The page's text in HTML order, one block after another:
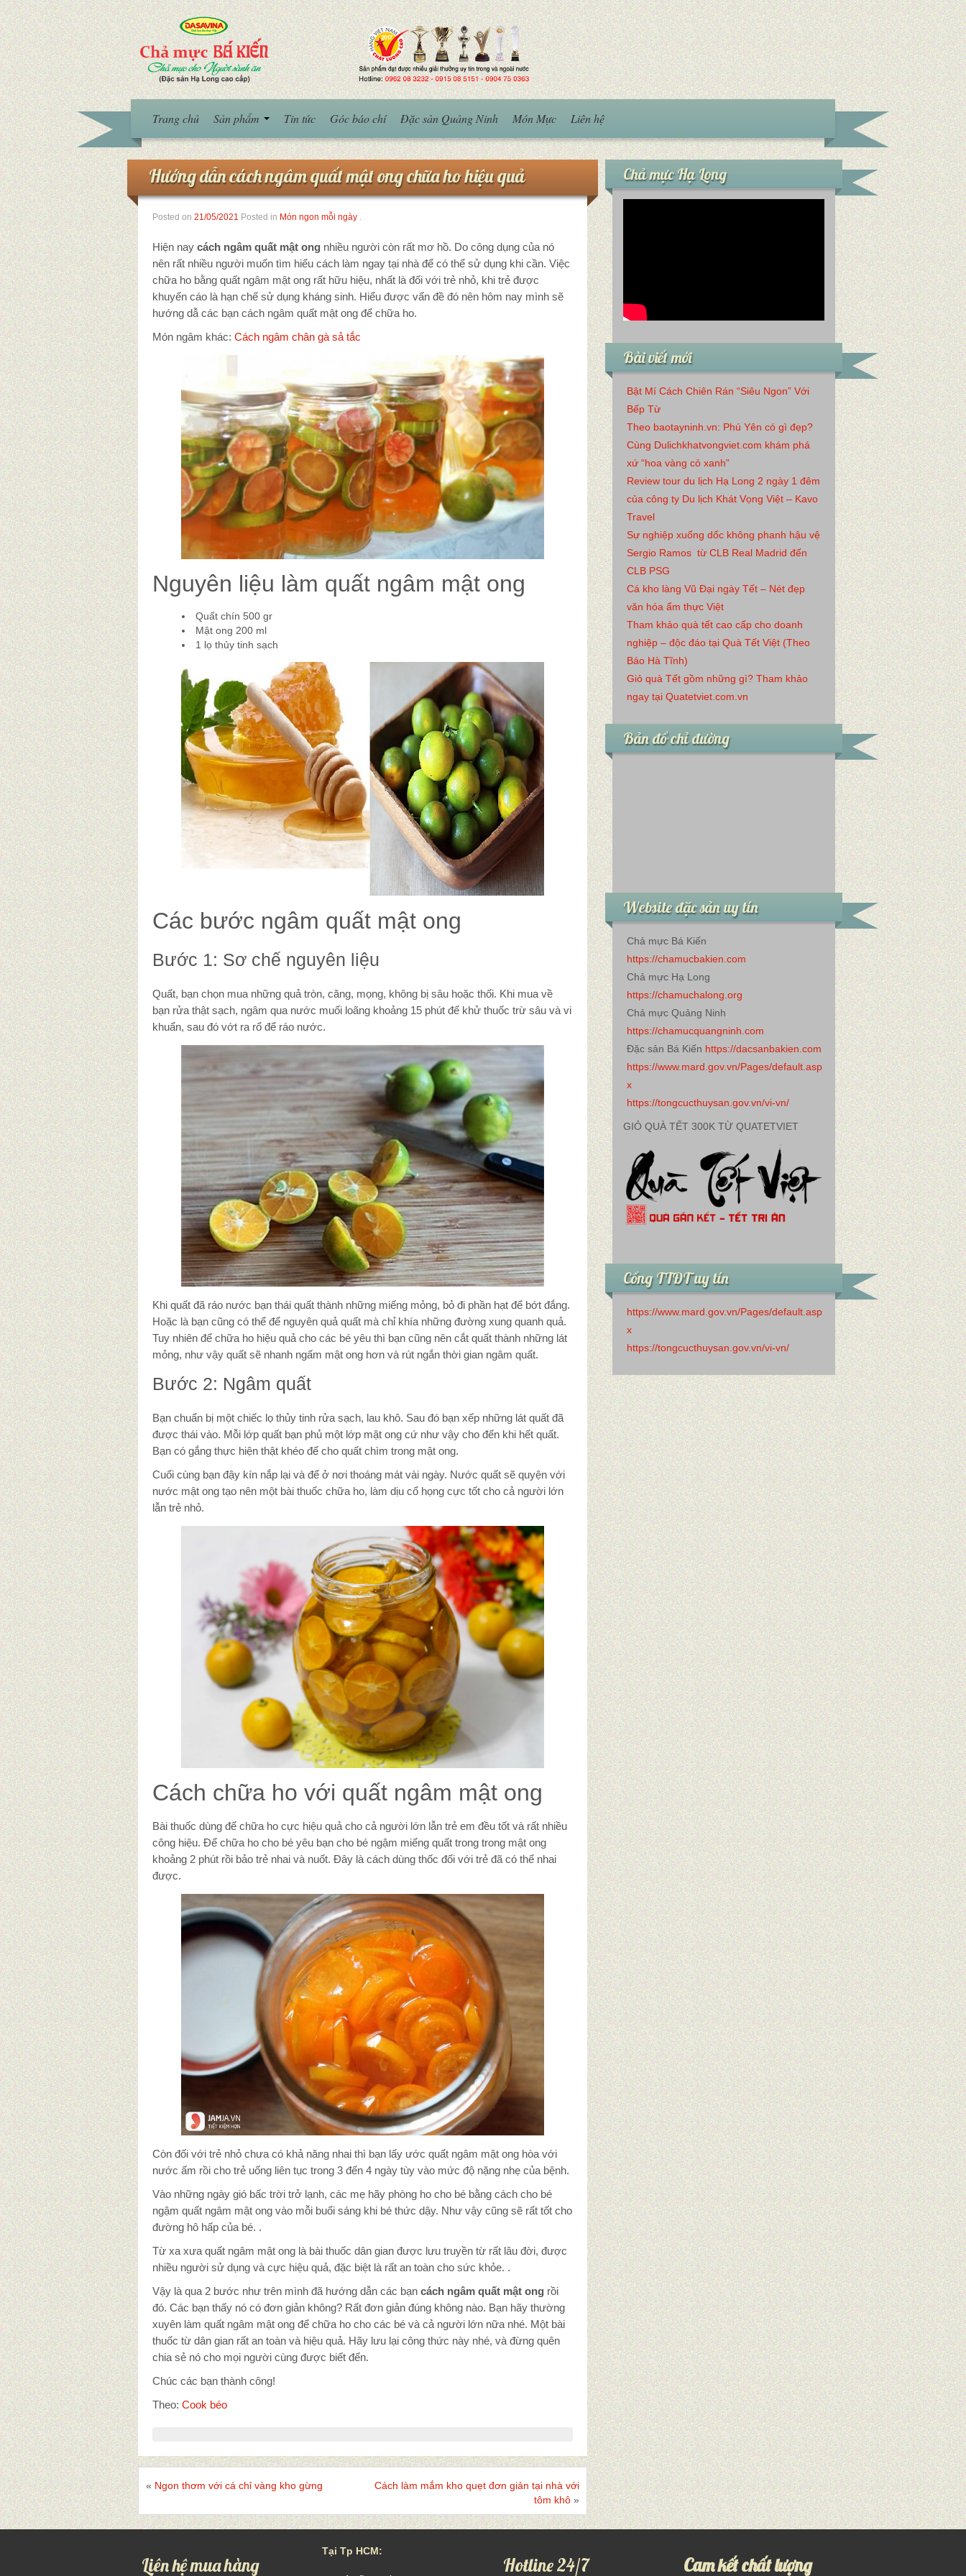
Trang chủ Sản phẩm Tin tức Góc báo chí Đặc sản Quảng Ninh Món Mực Liên hệ
Hướng dẫn cách ngâm quất mật ong chữa ho hiệu quả
Posted on 21/05/2021 Posted in Món ngon mỗi ngày
Hiện nay cách ngâm quất mật ong nhiều người còn rất mơ hồ. Do công dụng của nó
nên rất nhiều người muốn tìm hiểu cách làm ngay tại nhà để có thể sử dụng khi cần. Việc
chữa ho bằng quất ngâm mật ong rất hữu hiệu, nhất là đối với trẻ nhỏ, khi trẻ được
khuyến cáo là hạn chế sử dụng kháng sinh. Hiểu được vấn đề đó nên hôm nay mình sẽ
hướng dẫ các bạn cách ngâm quất mật ong để chữa ho.
Món ngâm khác: Cách ngâm chân gà sả tắc
Nguyên liệu làm quất ngâm mật ong
Quất chín 500 gr
Mật ong 200 ml
1 lọ thủy tinh sạch
Các bước ngâm quất mật ong
Bước 1: Sơ chế nguyên liệu
Quất, bạn chọn mua những quả tròn, căng, mọng, không bị sâu hoặc thối. Khi mua về
bạn rửa thật sạch, ngâm qua nước muối loãng khoảng 15 phút để khử thuốc trừ sâu và vi
khuẩn, sau đó vớt ra rổ để ráo nước.
Khi quất đã ráo nước bạn thái quất thành những miếng mỏng, bỏ đi phần hạt để bớt đắng.
Hoặc là bạn cũng có thể để nguyên quả quất mà chỉ khía những đường xung quanh quả.
Tuy nhiên để chữa ho hiệu quả cho các bé yêu thì bạn cũng nên cắt quất thành những lát
mỏng, như vậy quất sẽ nhanh ngấm mật ong hơn và rút ngắn thời gian ngâm quất.
Bước 2: Ngâm quất
Bạn chuẩn bị một chiếc lọ thủy tinh rửa sạch, lau khô. Sau đó bạn xếp những lát quất đã
được thái vào. Mỗi lớp quất bạn phủ một lớp mật ong cứ như vậy cho đến khi hết quất.
Bạn có gắng thực hiện thật khéo để cho quất chìm trong mật ong.
Cuối cùng bạn đậy kín nắp lại và để ở nơi thoáng mát vài ngày. Nước quất sẽ quyện với
nước mật ong tạo nên một bài thuốc chữa ho, làm dịu cổ họng cực tốt cho cả người lớn
lẫn trẻ nhỏ.
Cách chữa ho với quất ngâm mật ong
Bài thuốc dùng để chữa ho cực hiệu quả cho cả người lớn lẫn trẻ em đều tốt và rất nhiều
công hiệu. Để chữa ho cho bé yêu bạn cho bé ngậm miếng quất trong trong mật ong
khoảng 2 phút rồi bảo trẻ nhai và nuốt. Đây là cách dùng thốc đối với trẻ đã có thể nhai
được.
Còn đối với trẻ nhỏ chưa có khả năng nhai thì bạn lấy ước quất ngâm mật ong hòa với
nước ấm rồi cho trẻ uống liên tục trong 3 đến 4 ngày tùy vào mức độ nặng nhẹ của bệnh.
Vào những ngày gió bấc trời trở lạnh, các mẹ hãy phòng ho cho bé bằng cách cho bé
ngậm quất ngâm mật ong vào mỗi buổi sáng khi bé thức dậy. Như vậy cũng sẽ rất tốt cho
đường hô hấp của bé. .
Từ xa xưa quất ngâm mật ong là bài thuốc dân gian được lưu truyền từ rất lâu đời, được
nhiều người sử dụng và cực hiệu quả, đặc biệt là rất an toàn cho sức khỏe. .
Vậy là qua 2 bước như trên mình đã hướng dẫn các bạn cách ngâm quất mật ong rồi
đó. Các bạn thấy nó có đơn giản không? Rất đơn giản đúng không nào. Bạn hãy thường
xuyên làm quất ngâm mật ong để chữa ho cho các bé và cả người lớn nữa nhé. Một bài
thuốc từ dân gian rất an toàn và hiệu quả. Hãy lưu lại công thức này nhé, và đừng quên
chia sẻ nó cho mọi người cùng được biết đến.
Chúc các bạn thành công!
Theo: Cook béo
« Ngon thơm với cá chỉ vàng kho gừng
Cách làm mắm kho quẹt đơn giản tại nhà với
tôm khô»
Chả mực Hạ Long
Bài viết mới
Bật Mí Cách Chiên Rán “Siêu Ngon” Với
Bếp Từ
Theo baotayninh.vn: Phú Yên có gì đẹp?
Cùng Dulichkhatvongviet.com khám phá
xứ “hoa vàng cỏ xanh”
Review tour du lịch Hạ Long 2 ngày 1 đêm
của công ty Du lịch Khát Vọng Việt – Kavo
Travel
Sự nghiệp xuống dốc không phanh hậu vệ
Sergio Ramos từ CLB Real Madrid đến
CLB PSG
Cá kho làng Vũ Đại ngày Tết – Nét đẹp
văn hóa ẩm thực Việt
Tham khảo quà tết cao cấp cho doanh
nghiệp – độc đáo tại Quà Tết Việt (Theo
Báo Hà Tĩnh)
Giỏ quà Tết gồm những gì? Tham khảo
ngay tại Quatetviet.com.vn
Bản đồ chỉ đường
Website đặc sản uy tín
Chả mực Bá Kiến
https://chamucbakien.com
Chả mực Hạ Long
https://chamuchalong.org
Chả mực Quảng Ninh
https://chamucquangninh.com
Đặc sản Bá Kiến https://dacsanbakien.com
https://www.mard.gov.vn/Pages/default.asp
x
https://tongcucthuysan.gov.vn/vi-vn/
GIỎ QUÀ TẾT 300K TỪ QUATETVIET
Cổng TTĐT uy tín
https://www.mard.gov.vn/Pages/default.asp
x
https://tongcucthuysan.gov.vn/vi-vn/
Liên hệ mua hàng
Tại Tp HCM:
Hotline 24/7 Cam kết chất lượng